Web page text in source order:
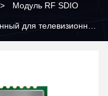
> Модуль RF SDIO
для телевизионной